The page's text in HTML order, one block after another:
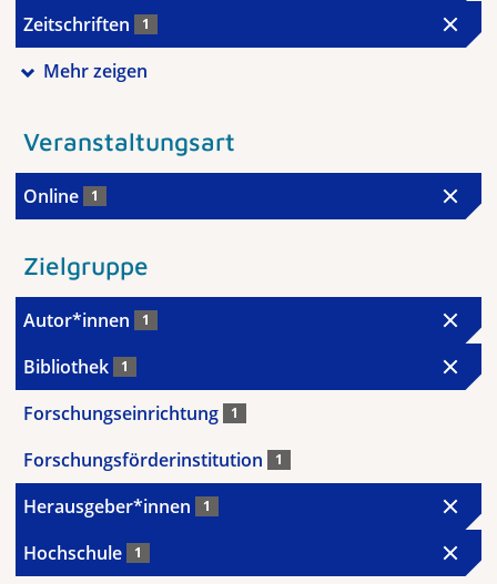
Zeitschriften 1
Mehr zeigen
Veranstaltungsart
Online 1
Zielgruppe
Autor*innen 1
Bibliothek 1
Forschungseinrichtung 1
Forschungsförderinstitution 1
Herausgeber*innen 1
Hochschule 1